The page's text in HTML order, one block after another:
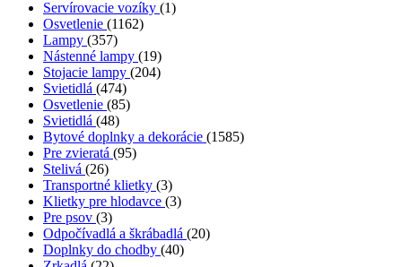
Servírovacie vozíky (1)
Osvetlenie (1162)
Lampy (357)
Nástenné lampy (19)
Stojacie lampy (204)
Svietidlá (474)
Osvetlenie (85)
Svietidlá (48)
Bytové doplnky a dekorácie (1585)
Pre zvieratá (95)
Stelivá (26)
Transportné klietky (3)
Klietky pre hlodavce (3)
Pre psov (3)
Odpočívadlá a škrábadlá (20)
Doplnky do chodby (40)